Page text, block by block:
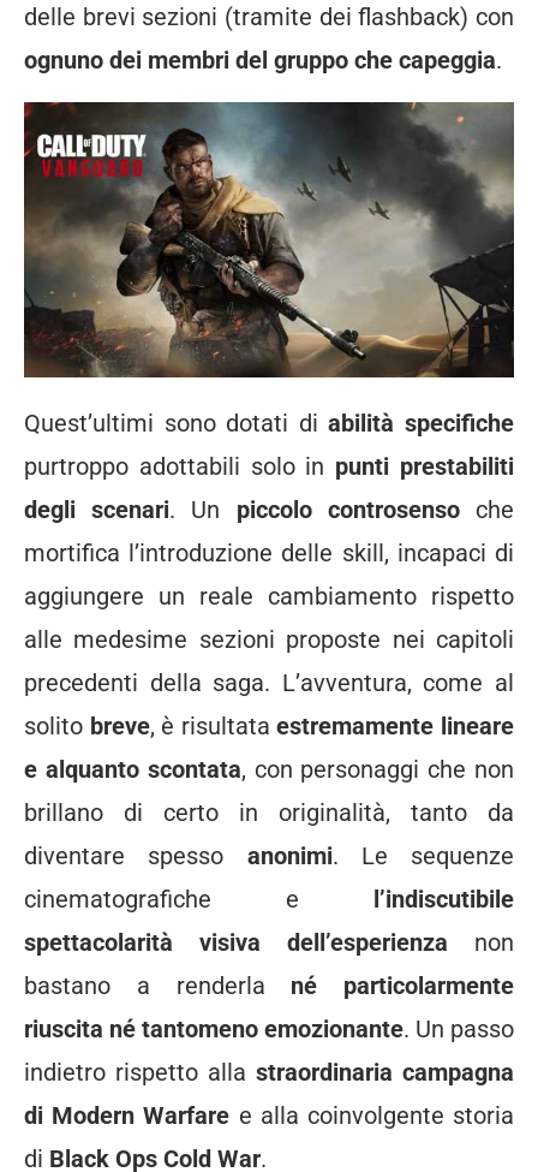
delle brevi sezioni (tramite dei flashback) con
ognuno dei membri del gruppo che capeggia.
Quest’ultimi sono dotati diabilità specifiche
purtroppo adottabili solo in punti prestabiliti
degli scenari. Un piccolo controsensoche
mortifica l’introduzione delle skill, incapaci di
aggiungere un reale cambiamento rispetto
alle medesime sezioni proposte nei capitoli
precedenti della saga. L’avventura, come al
solito breve, è risultataestremamente lineare
e alquanto scontata, con personaggi che non
brillano di certo in originalità, tanto da
diventare spesso anonimi. Le sequenze
cinematografiche e l’indiscutibile
spettacolarità visiva dell’esperienza non
bastano a renderla né particolarmente
riuscita né tantomeno emozionante. Un passo
indietro rispetto alla straordinaria campagna
di Modern Warfare e alla coinvolgente storia
di Black Ops Cold War.